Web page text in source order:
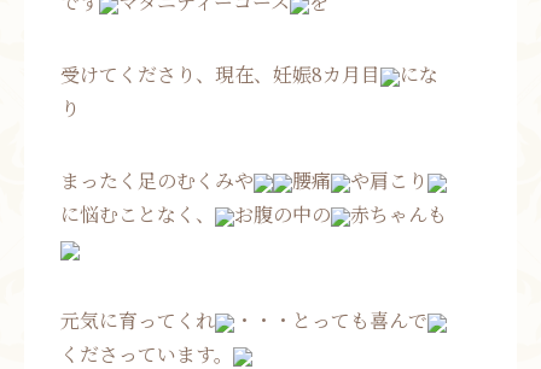
受けてくださり、現在、妊娠8カ月目
にな
り
まったく足のむくみや 腰痛
や肩こり
に悩むことなく、
お腹の中の 赤ちゃんも
元気に育ってくれ
・・・とっても喜んで
くださっています。